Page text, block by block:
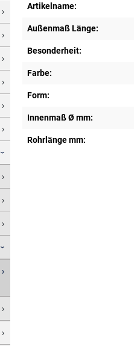
Artikelname:
Außenmaß Länge:
Besonderheit:
Farbe:
Form:
Innenmaß Ø mm:
Rohrlänge mm: